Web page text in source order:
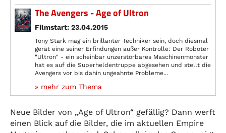
The Avengers - Age of Ultron
Filmstart: 23.04.2015
Tony Stark mag ein brillanter Techniker sein, doch diesmal
gerät eine seiner Erfindungen außer Kontrolle: Der Roboter
"Ultron" - ein scheinbar unzerstörbares Maschinenmonster
hat es auf die Superheldentruppe abgesehen und stellt die
Avengers vor bis dahin ungeahnte Probleme...
» mehr zum Thema
Neue Bilder von „Age of Ultron“ gefällig? Dann werft
einen Blick auf die Bilder, die im aktuellen Empire